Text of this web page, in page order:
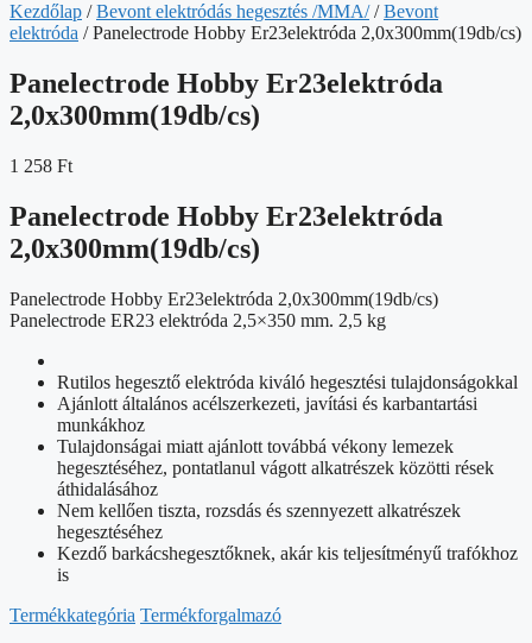
Kezdőlap /Bevont elektródás hegesztés /MMA//Bevont
elektróda / Panelectrode Hobby Er23elektróda 2,0x300mm(19db/cs)
Panelectrode Hobby Er23elektróda
2,0x300mm(19db/cs)
1 258 Ft
Panelectrode Hobby Er23elektróda
2,0x300mm(19db/cs)
Panelectrode Hobby Er23elektróda 2,0x300mm(19db/cs)
Panelectrode ER23 elektróda 2,5×350 mm. 2,5 kg
Rutilos hegesztő elektróda kiváló hegesztési tulajdonságokkal
Ajánlott általános acélszerkezeti, javítási és karbantartási
munkákhoz
Tulajdonságai miatt ajánlott továbbá vékony lemezek
hegesztéséhez, pontatlanul vágott alkatrészek közötti rések
áthidalásához
Nem kellően tiszta, rozsdás és szennyezett alkatrészek
hegesztéséhez
Kezdő barkácshegesztőknek, akár kis teljesítményű trafókhoz
is
Termékkategória Termékforgalmazó